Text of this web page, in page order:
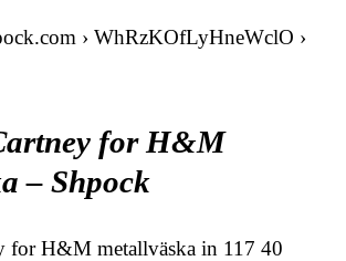
› WhRzKOfLyHneWclO ›
for H&M
– Shpock
for H&M metallväska in 117 40